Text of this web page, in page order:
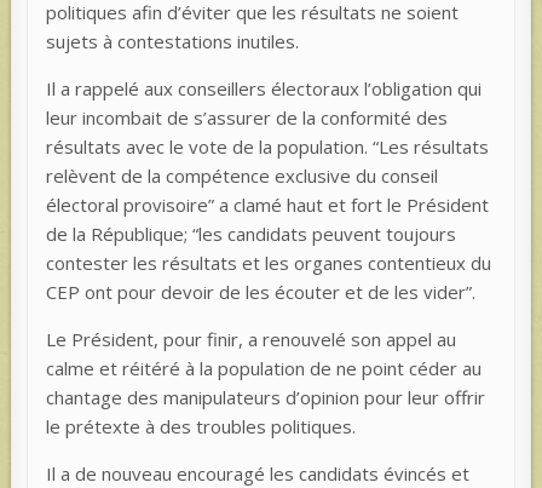
politiques afin d’éviter que les résultats ne soient
sujets à contestations inutiles.
Il a rappelé aux conseillers électoraux l’obligation qui
leur incombait de s’assurer de la conformité des
résultats avec le vote de la population. “Les résultats
relèvent de la compétence exclusive du conseil
électoral provisoire” a clamé haut et fort le Président
de la République; “les candidats peuvent toujours
contester les résultats et les organes contentieux du
CEP ont pour devoir de les écouter et de les vider”.
Le Président, pour finir, a renouvelé son appel au
calme et réitéré à la population de ne point céder au
chantage des manipulateurs d’opinion pour leur offrir
le prétexte à des troubles politiques.
Il a de nouveau encouragé les candidats évincés et